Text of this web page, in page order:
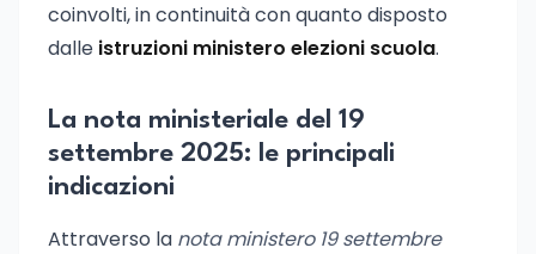
coinvolti, in continuità con quanto disposto
dalle istruzioni ministero elezioni scuola.
La nota ministeriale del 19
settembre 2025: le principali
indicazioni
Attraverso la nota ministero 19 settembre